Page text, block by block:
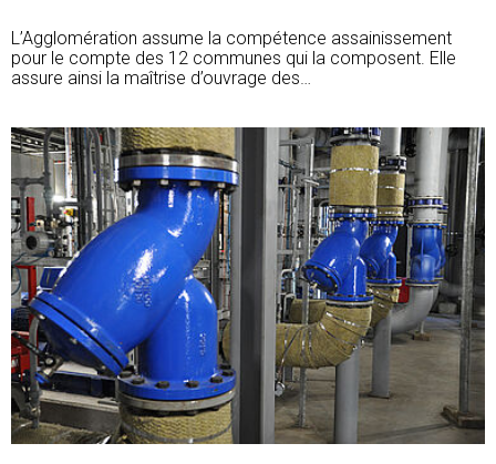
L’Agglomération assume la compétence assainissement
pour le compte des 12 communes qui la composent. Elle
assure ainsi la maîtrise d’ouvrage des…